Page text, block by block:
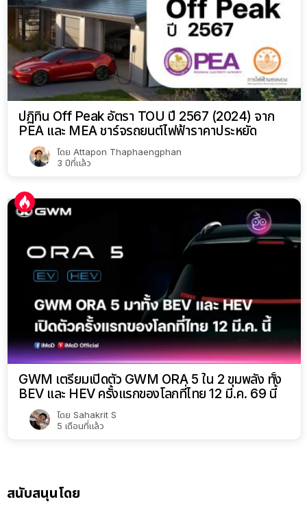
ปฏิทิน Off Peak อัตรา TOU ปี 2567 (2024) จาก
PEA และ MEA ชาร์จรถยนต์ไฟฟ้าราคาประหยัด
โดย Attapon Thaphaengphan
3 ปีที่แล้ว
GWM เตรียมเปิดตัว GWM ORA 5 ใน 2 ขุมพลัง ทั้ง
BEV และ HEV ครั้งแรกของโลกที่ไทย 12 มี.ค. 69 นี้
โดย Sahakrit S
5 เดือนที่แล้ว
สนับสนุนโดย